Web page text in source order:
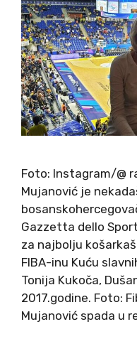
Foto: Instagram/@
Mujanović je
Gazzetta dello
za najbolju
FIBA-inu Kuću
Tonija Kukoča,
2017.godine. Foto:
Mujanović spada u